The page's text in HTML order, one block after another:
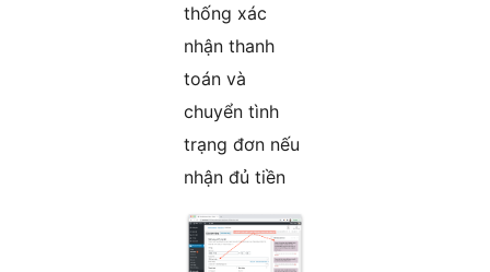
thống xác
nhận thanh
toán và
chuyển tình
trạng đơn nếu
nhận đủ tiền